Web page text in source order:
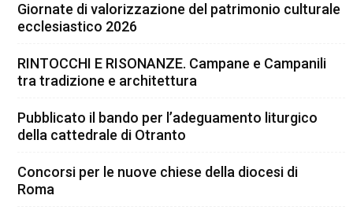
Giornate di valorizzazione del patrimonio culturale
ecclesiastico 2026
RINTOCCHI E RISONANZE. Campane e Campanili
tra tradizione e architettura
Pubblicato il bando per l’adeguamento liturgico
della cattedrale di Otranto
Concorsi per le nuove chiese della diocesi di
Roma